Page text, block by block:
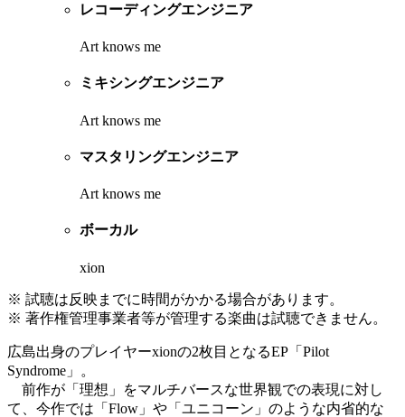
レコーディングエンジニア
Art knows me
ミキシングエンジニア
Art knows me
マスタリングエンジニア
Art knows me
ボーカル
xion
※ 試聴は反映までに時間がかかる場合があります。
※ 著作権管理事業者等が管理する楽曲は試聴できません。
広島出身のプレイヤーxionの2枚目となるEP「Pilot
Syndrome」。
前作が「理想」をマルチバースな世界観での表現に対し
て、今作では「Flow」や「ユニコーン」のような内省的な